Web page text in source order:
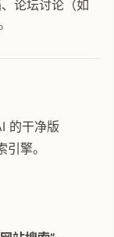
论坛讨论（如
的干净版
擎。